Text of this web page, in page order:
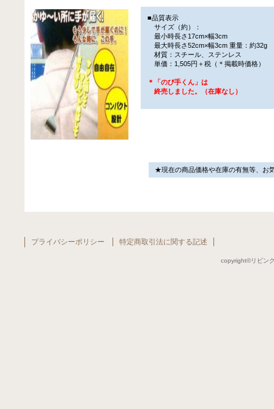
■品質表示
サイズ（約）：
最小時長さ17cm×幅3cm
最大時長さ52cm×幅3cm 重量：約32g
材質：スチール、ステンレス
単価：1,505円＋税（＊掲載時価格）
＊「のび手くん」は
終売しました。（在庫なし）
★現在の商品価格や在庫の有無等、お
copyright©リビン
プライバシーポリシー 特定商取引法に関する記述